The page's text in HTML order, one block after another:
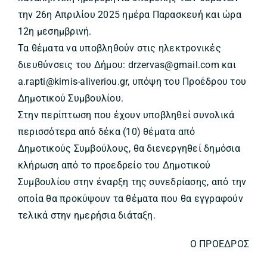
την 26η Απριλίου 2025 ημέρα Παρασκευή και ώρα
12η μεσημβρινή.
Τα θέματα να υποβληθούν στις ηλεκτρονικές
διευθύνσεις του Δήμου: drzervas@gmail.com και
a.rapti@kimis-aliveriou.gr, υπόψη του Προέδρου του
Δημοτικού Συμβουλίου.
Στην περίπτωση που έχουν υποβληθεί συνολικά
περισσότερα από δέκα (10) θέματα από
Δημοτικούς Συμβούλους, θα διενεργηθεί δημόσια
κλήρωση από το προεδρείο του Δημοτικού
Συμβουλίου στην έναρξη της συνεδρίασης, από την
οποία θα προκύψουν τα θέματα που θα εγγραφούν
τελικά στην ημερήσια διάταξη.
Ο ΠΡΟΕΔΡΟΣ